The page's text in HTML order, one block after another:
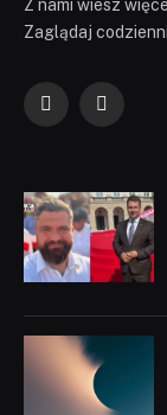
Z nami wiesz
Zaglądaj
FacebookYouTube